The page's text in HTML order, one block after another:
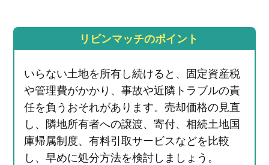
リビンマッチのポイント
いらない土地を所有し続けると、固定資産税
や管理費がかかり、事故や近隣トラブルの責
任を負うおそれがあります。売却価格の見直
し、隣地所有者への譲渡、寄付、相続土地国
庫帰属制度、有料引取サービスなどを比較
し、早めに処分方法を検討しましょう。